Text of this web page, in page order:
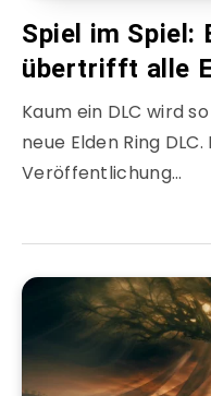
Spiel im Spiel:
übertrifft alle
Kaum ein DLC wird
neue Elden Ring
Veröffentlichung…